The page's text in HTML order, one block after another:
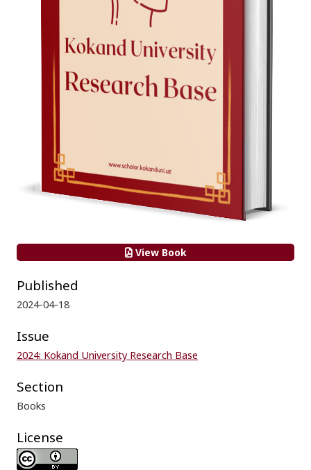
View Book
Published
2024-04-18
Issue
2024: Kokand University Research Base
Section
Books
License